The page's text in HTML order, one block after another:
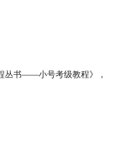
丛书——小号考级教程》，